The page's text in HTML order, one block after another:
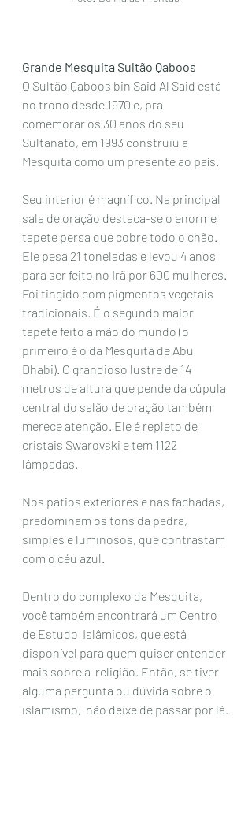
Grande Mesquita Sultão Qaboos
O Sultão Qaboos bin Said Al Said está
no trono desde 1970 e, pra
comemorar os 30 anos do seu
Sultanato, em 1993 construiu a
Mesquita como um presente ao país.
Seu interior é magnífico. Na principal
sala de oração destaca-se o enorme
tapete persa que cobre todo o chão.
Ele pesa 21 toneladas e levou 4 anos
para ser feito no Irã por 600 mulheres.
Foi tingido com pigmentos vegetais
tradicionais. É o segundo maior
tapete feito a mão do mundo (o
primeiro é o da Mesquita de Abu
Dhabi). O grandioso lustre de 14
metros de altura que pende da cúpula
central do salão de oração também
merece atenção. Ele é repleto de
cristais Swarovski e tem 1122
lâmpadas.
Nos pátios exteriores e nas fachadas,
predominam os tons da pedra,
simples e luminosos, que contrastam
com o céu azul.
Dentro do complexo da Mesquita,
você também encontrará um Centro
de Estudo  Islâmicos, que está
disponível para quem quiser entender
mais sobre a  religião. Então, se tiver
alguma pergunta ou dúvida sobre o
islamismo,  não deixe de passar por lá.